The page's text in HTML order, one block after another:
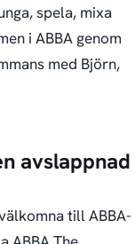
spela, mixa
i ABBA genom
med Björn,
avslappnad
till ABBA-